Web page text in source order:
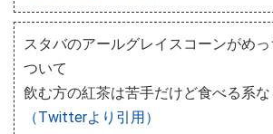
スタバのアールグレイスコーンがめ
ついて
飲む方の紅茶は苦手だけど食べる系
（Twitterより引用）